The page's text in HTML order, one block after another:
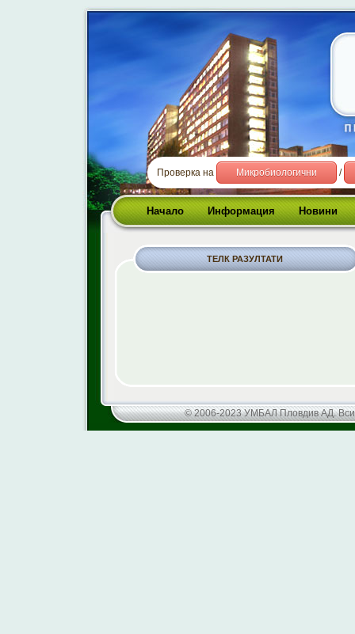
Проверка на Микробиологични /
Начало Информация Новини
ТЕЛК РАЗУЛТАТИ
© 2006-2023 УМБАЛ Пловдив АД.